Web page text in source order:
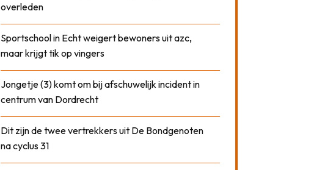
overleden
Sportschool in Echt weigert bewoners uit azc,
maar krijgt tik op vingers
Jongetje (3) komt om bij afschuwelijk incident in
centrum van Dordrecht
Dit zijn de twee vertrekkers uit De Bondgenoten
na cyclus 31